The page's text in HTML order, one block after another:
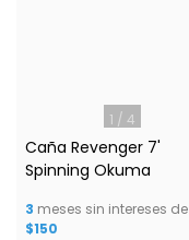
1 / 4
Caña Revenger 7'
Spinning Okuma
3 meses sin intereses de
$150